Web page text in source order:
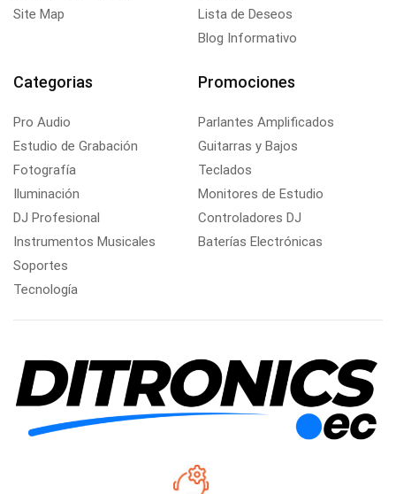
Site Map
Lista de Deseos
Blog Informativo
Categorias
Pro Audio
Estudio de Grabación
Fotografía
Iluminación
DJ Profesional
Instrumentos Musicales
Soportes
Tecnología
Promociones
Parlantes Amplificados
Guitarras y Bajos
Teclados
Monitores de Estudio
Controladores DJ
Baterías Electrónicas